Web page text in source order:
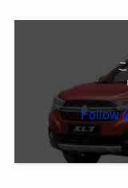
Follow